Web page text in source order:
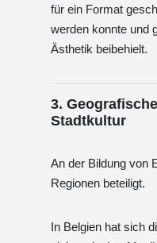
für ein Format
werden konnte und
Ästhetik beibehielt.
3.
Stadtkultur
An der Bildung von
Regionen beteiligt.
In Belgien hat sich